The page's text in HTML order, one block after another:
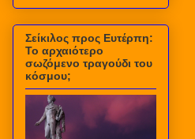
Σείκιλος προς Ευτέρπη:
Το αρχαιότερο
σωζόμενο τραγούδι του
κόσμου;